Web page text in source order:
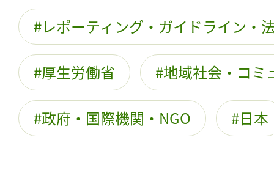
レポーティング・ガイドライン・
厚生労働省 地域社会・コミ
政府・国際機関・NGO 日本